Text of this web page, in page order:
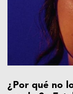
¿Por qué no